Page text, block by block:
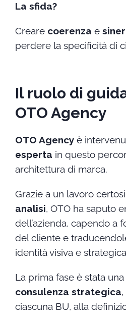
La sfida?
Creare coerenza e
perdere la specificità di
Il ruolo di
OTO Agency
OTO Agencyè
esperta in questo
architettura di marca.
Grazie a un lavoro
analisi, OTO ha saputo
dell’azienda, capendo a
del cliente e
identità visiva e
La prima fase è stata
consulenza strategica
ciascuna BU, alla